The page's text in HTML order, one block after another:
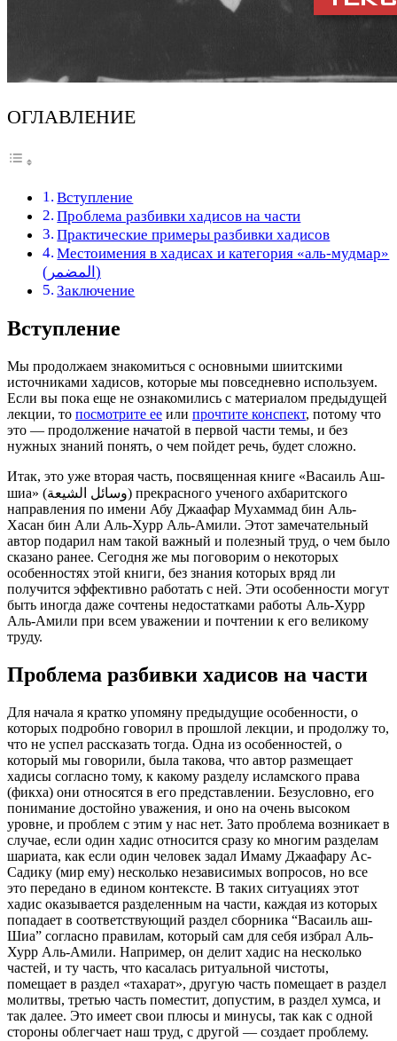
ОГЛАВЛЕНИЕ
Вступление
Проблема разбивки хадисов на части
Практические примеры разбивки хадисов
Местоимения в хадисах и категория «аль-мудмар»
(المضمر)
Заключение
Вступление
Мы продолжаем знакомиться с основными шиитскими
источниками хадисов, которые мы повседневно используем.
Если вы пока еще не ознакомились с материалом предыдущей
лекции, то посмотрите ее или прочтите конспект, потому что
это — продолжение начатой в первой части темы, и без
нужных знаний понять, о чем пойдет речь, будет сложно.
Итак, это уже вторая часть, посвященная книге «Васаиль Аш-
шиа» (وسائل الشيعة) прекрасного ученого ахбаритского
направления по имени Абу Джаафар Мухаммад бин Аль-
Хасан бин Али Аль-Хурр Аль-Амили. Этот замечательный
автор подарил нам такой важный и полезный труд, о чем было
сказано ранее. Сегодня же мы поговорим о некоторых
особенностях этой книги, без знания которых вряд ли
получится эффективно работать с ней. Эти особенности могут
быть иногда даже сочтены недостатками работы Аль-Хурр
Аль-Амили при всем уважении и почтении к его великому
труду.
Проблема разбивки хадисов на части
Для начала я кратко упомяну предыдущие особенности, о
которых подробно говорил в прошлой лекции, и продолжу то,
что не успел рассказать тогда. Одна из особенностей, о
который мы говорили, была такова, что автор размещает
хадисы согласно тому, к какому разделу исламского права
(фикха) они относятся в его представлении. Безусловно, его
понимание достойно уважения, и оно на очень высоком
уровне, и проблем с этим у нас нет. Зато проблема возникает в
случае, если один хадис относится сразу ко многим разделам
шариата, как если один человек задал Имаму Джаафару Ас-
Садику (мир ему) несколько независимых вопросов, но все
это передано в едином контексте. В таких ситуациях этот
хадис оказывается разделенным на части, каждая из которых
попадает в соответствующий раздел сборника “Васаиль аш-
Шиа” согласно правилам, который сам для себя избрал Аль-
Хурр Аль-Амили. Например, он делит хадис на несколько
частей, и ту часть, что касалась ритуальной чистоты,
помещает в раздел «тахарат», другую часть помещает в раздел
молитвы, третью часть поместит, допустим, в раздел хумса, и
так далее. Это имеет свои плюсы и минусы, так как с одной
стороны облегчает наш труд, с другой — создает проблему.